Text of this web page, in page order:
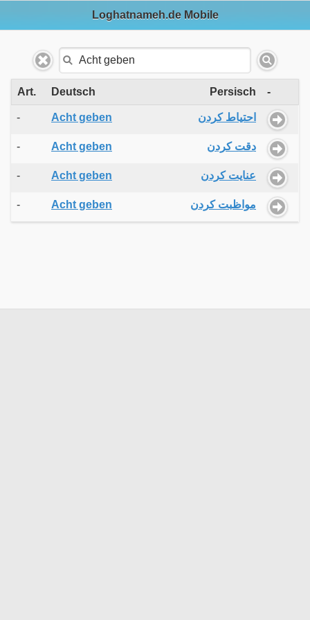
Loghatnameh.de Mobile
Art. Deutsch Persisch -
- Acht geben احتیاط کردن
- Acht geben دقت کردن
- Acht geben عنایت کردن
- Acht geben مواظبت کردن